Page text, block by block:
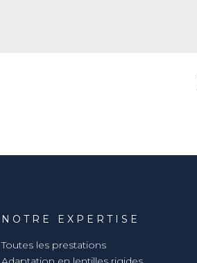
NOTRE EXPERTISE
Toutes les prestations